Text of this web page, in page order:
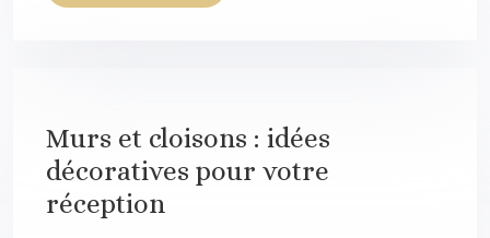
Murs et cloisons : idées
décoratives pour votre
réception